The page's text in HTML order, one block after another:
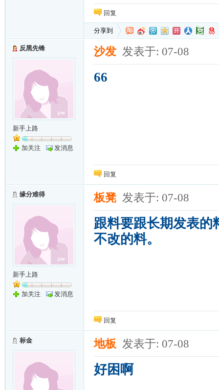
回复
分享到
反黑先锋
新手上路
加关注 发消息
沙发 发表于: 07-08
66
回复
缘分难得
新手上路
加关注 发消息
板凳 发表于: 07-08
跟料要跟长期发表的
不改的料。
回复
标金 地板 发表于: 07-08
好困啊